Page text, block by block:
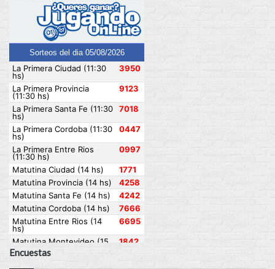
Encuestas